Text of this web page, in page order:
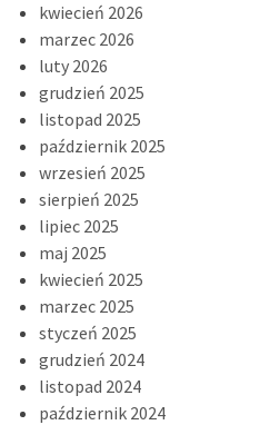
kwiecień 2026
marzec 2026
luty 2026
grudzień 2025
listopad 2025
październik 2025
wrzesień 2025
sierpień 2025
lipiec 2025
maj 2025
kwiecień 2025
marzec 2025
styczeń 2025
grudzień 2024
listopad 2024
październik 2024